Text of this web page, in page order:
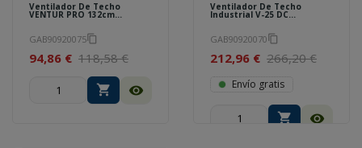
Ventilador De Techo
VENTUR PRO 132cm
GABARRON 90920075
GAB90920075content_copy
94,86 € 118,58 €
shopping_cart visibility
Ventilador De Techo
Industrial V-25 DC
90920070
GAB90920070content_copy
212,96 € 266,20 €
Envío gratis
shopping_cart visibility